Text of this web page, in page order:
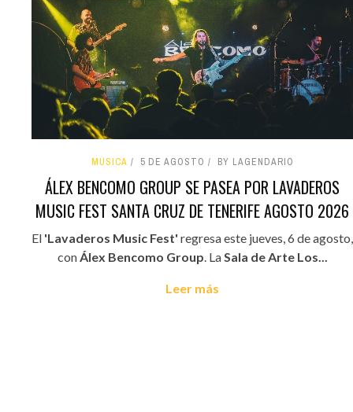
MÚSICA 5 DE AGOSTO BY LAGENDARIO
ÁLEX BENCOMO GROUP SE PASEA POR LAVADEROS
MUSIC FEST SANTA CRUZ DE TENERIFE AGOSTO 2026
El 'Lavaderos Music Fest' regresa este jueves, 6 de agosto,
conÁlex Bencomo Group. LaSala de Arte Los...
Leer más